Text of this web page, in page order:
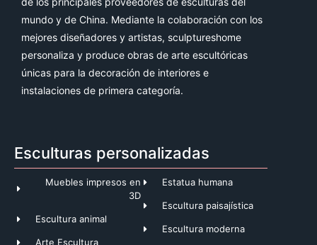
mundo y de China. Mediante la colaboración con los
mejores diseñadores y artistas, sculptureshome
personaliza y produce obras de arte escultóricas
únicas para la decoración de interiores e
instalaciones de primera categoría.
Esculturas personalizadas
Muebles impresos en
3D
Escultura animal
Arte Escultura
Estatua humana
Escultura paisajística
Escultura moderna